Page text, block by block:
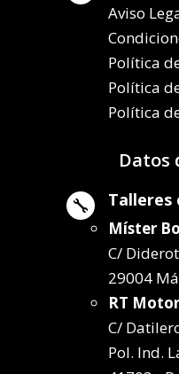
Aviso
Política
Política
Política
Datos
 Talleres
Míster
C/
29004
RT Motor
C/
Pol. Ind.